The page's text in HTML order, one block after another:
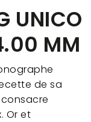
UNICO
MM
de sa
Or et